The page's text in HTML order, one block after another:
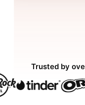
Trusted by